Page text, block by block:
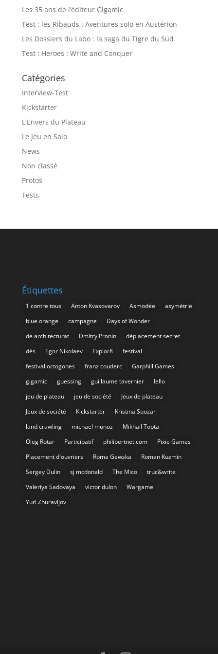
Les 35 ans de l’éditeur Gigamic
Test : les Ribauds : Aventures solo en Austérion
Les Dossiers du Labo : la saga du Tigre du Sud
Test : Heroes : Write and Conquer
Catégories
Interview-Test
Kickstarter
L'Envers du Plateau
Le Jeu en Solo
News
Non classé
Protos
Tests
Étiquettes
1 contre tous Anton Kvasovarov Asmodée
asymétrie
blue orange
campagne
Days of Wonder
de architecturat
Dmitry Pronin
déplacement secret
dés
Egor Nikolaev Explor8
festival
festival octogones
franz couderc
Garphill Games
gigamic
guessing guillaume tavernier
Iello
jeu de plateau
jeu de société
Jeux de plateau
Jeux de société
Kickstarter
Kristina Soozar
land crawling
michael munoz
Mikhail Topta
Oleg Rotar
Participatif philibertnet.com
Pixie Games
Placement d'ouvriers
Roma Gewska
Roman Kuzmin
Sergey Dulin
sj mcdonald The Mico
truc&write
Valeriya Sadovaya
victor dulon
Wargame
Yuri Zhuravljov